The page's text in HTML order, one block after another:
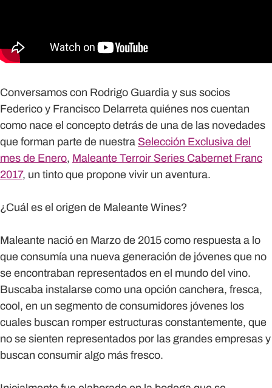
Conversamos con Rodrigo Guardia y sus socios
Federico y Francisco Delarreta quiénes nos cuentan
como nace el concepto detrás de una de las novedades
que forman parte de nuestra Selección Exclusiva del
mes de Enero, Maleante Terroir Series Cabernet Franc
2017, un tinto que propone vivir un aventura.
¿Cuál es el origen de Maleante Wines?
Maleante nació en Marzo de 2015 como respuesta a lo
que consumía una nueva generación de jóvenes que no
se encontraban representados en el mundo del vino.
Buscaba instalarse como una opción canchera, fresca,
cool, en un segmento de consumidores jóvenes los
cuales buscan romper estructuras constantemente, que
no se sienten representados por las grandes empresas y
buscan consumir algo más fresco.